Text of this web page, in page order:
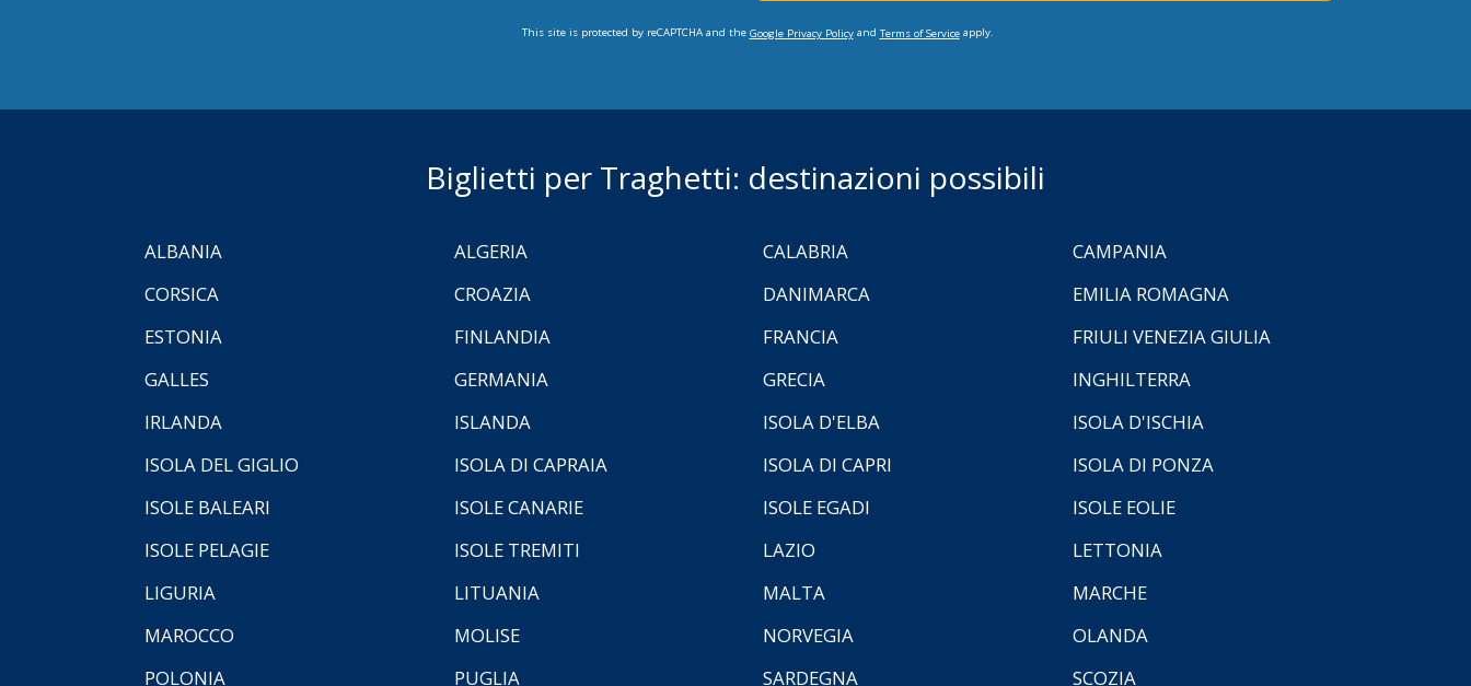
This site is protected by reCAPTCHA and the Google Privacy Policyand Terms of Serviceapply.
Biglietti per Traghetti: destinazioni possibili
ALBANIA ALGERIA CALABRIA
CAMPANIA
CORSICA
CROAZIA DANIMARCA
EMILIA ROMAGNA
ESTONIA
FINLANDIA FRANCIA
FRIULI VENEZIA GIULIA
GALLES
GERMANIA GRECIA
INGHILTERRA
IRLANDA
ISLANDA ISOLA D'ELBA
ISOLA D'ISCHIA
ISOLA DEL GIGLIO
ISOLA DI CAPRAIA ISOLA DI CAPRI
ISOLA DI PONZA
ISOLE BALEARI
ISOLE CANARIE ISOLE EGADI
ISOLE EOLIE
ISOLE PELAGIE
ISOLE TREMITI LAZIO
LETTONIA
LIGURIA
LITUANIA MALTA
MARCHE
MAROCCO
MOLISE NORVEGIA
OLANDA
POLONIA
PUGLIA SARDEGNA SCOZIA